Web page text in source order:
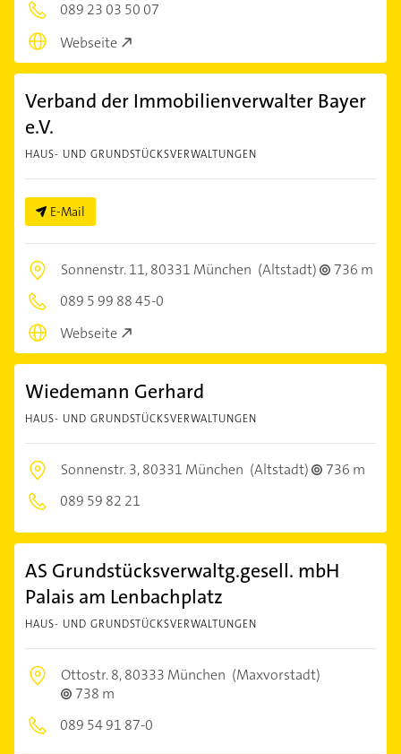
089 23 03 50 07
Webseite
Verband der Immobilienverwalter Bayer
e.V.
HAUS- UND GRUNDSTÜCKSVERWALTUNGEN
E-Mail
Sonnenstr. 11,80331 München (Altstadt)
736 m
089 5 99 88 45-0
Webseite
Wiedemann Gerhard
HAUS- UND GRUNDSTÜCKSVERWALTUNGEN
Sonnenstr. 3,80331 München (Altstadt)
736 m
089 59 82 21
AS Grundstücksverwaltg.gesell. mbH
Palais am Lenbachplatz
HAUS- UND GRUNDSTÜCKSVERWALTUNGEN
Ottostr. 8,80333 München (Maxvorstadt)
738 m
089 54 91 87-0